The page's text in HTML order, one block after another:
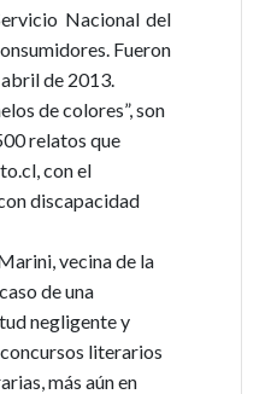
Nacional del
Fueron
de 2013.
de colores”, son
relatos que
con el
discapacidad
vecina de la
de una
negligente y
literarios
más aún en